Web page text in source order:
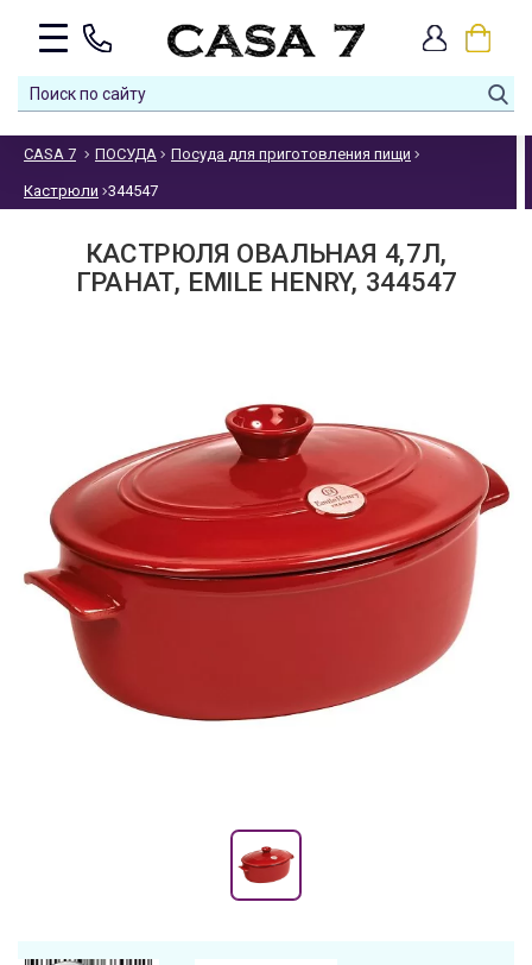
CASA 7 ПОСУДА Посуда для приготовления пищи
Кастрюли 344547
КАСТРЮЛЯ ОВАЛЬНАЯ 4,7Л,
ГРАНАТ, EMILE HENRY, 344547